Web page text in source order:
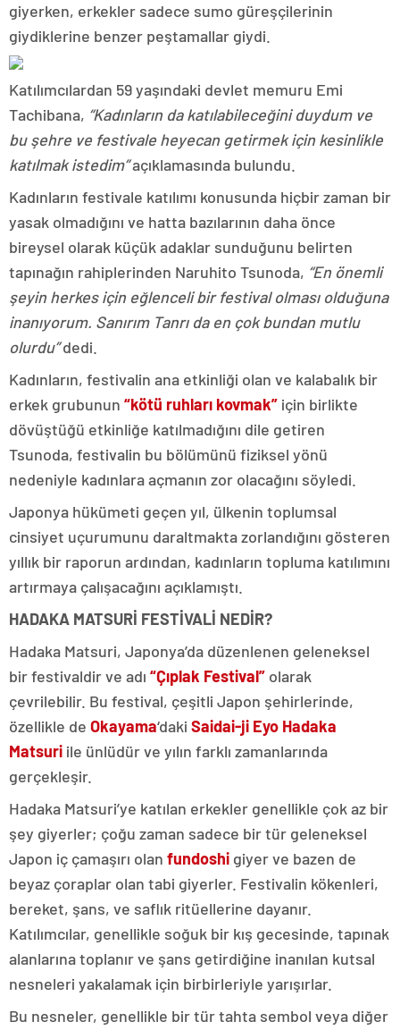
giyerken, erkekler sadece sumo güreşçilerinin
giydiklerine benzer peştamallar giydi.
Katılımcılardan 59 yaşındaki devlet memuru Emi
Tachibana, “Kadınların da katılabileceğini duydum ve
bu şehre ve festivale heyecan getirmek için kesinlikle
katılmak istedim”açıklamasında bulundu.
Kadınların festivale katılımı konusunda hiçbir zaman bir
yasak olmadığını ve hatta bazılarının daha önce
bireysel olarak küçük adaklar sunduğunu belirten
tapınağın rahiplerinden Naruhito Tsunoda, “En önemli
şeyin herkes için eğlenceli bir festival olması olduğuna
inanıyorum. Sanırım Tanrı da en çok bundan mutlu
olurdu”dedi.
Kadınların, festivalin ana etkinliği olan ve kalabalık bir
erkek grubunun “kötü ruhları kovmak” için birlikte
dövüştüğü etkinliğe katılmadığını dile getiren
Tsunoda, festivalin bu bölümünü fiziksel yönü
nedeniyle kadınlara açmanın zor olacağını söyledi.
Japonya hükümeti geçen yıl, ülkenin toplumsal
cinsiyet uçurumunu daraltmakta zorlandığını gösteren
yıllık bir raporun ardından, kadınların topluma katılımını
artırmaya çalışacağını açıklamıştı.
HADAKA MATSURİ FESTİVALİ NEDİR?
Hadaka Matsuri, Japonya’da düzenlenen geleneksel
bir festivaldir ve adı “Çıplak Festival” olarak
çevrilebilir. Bu festival, çeşitli Japon şehirlerinde,
özellikle de Okayama‘daki Saidai-ji Eyo Hadaka
Matsuri ile ünlüdür ve yılın farklı zamanlarında
gerçekleşir.
Hadaka Matsuri’ye katılan erkekler genellikle çok az bir
şey giyerler; çoğu zaman sadece bir tür geleneksel
Japon iç çamaşırı olan fundoshi giyer ve bazen de
beyaz çoraplar olan tabi giyerler. Festivalin kökenleri,
bereket, şans, ve saflık ritüellerine dayanır.
Katılımcılar, genellikle soğuk bir kış gecesinde, tapınak
alanlarına toplanır ve şans getirdiğine inanılan kutsal
nesneleri yakalamak için birbirleriyle yarışırlar.
Bu nesneler, genellikle bir tür tahta sembol veya diğer